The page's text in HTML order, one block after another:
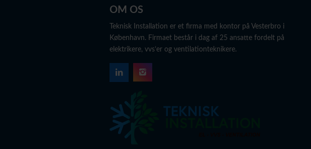
OM OS
Teknisk Installation er et firma med kontor på Vesterbro i
København. Firmaet består i dag af 25 ansatte fordelt på
elektrikere, vvs’er og ventilationteknikere.